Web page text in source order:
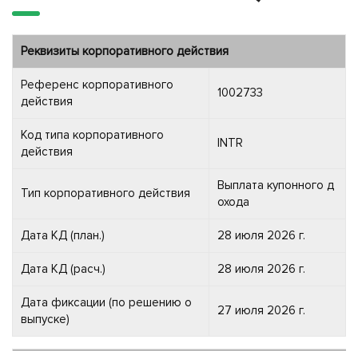
Реквизиты корпоративного действия
Референс корпоративного
действия
1002733
Код типа корпоративного
действия
INTR
Тип корпоративного действия
Выплата купонного д
охода
Дата КД (план.) 28 июля 2026 г.
Дата КД (расч.) 28 июля 2026 г.
Дата фиксации (по решению о
выпуске)
27 июля 2026 г.